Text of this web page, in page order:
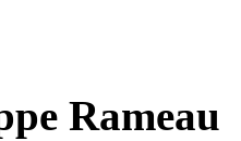
Rameau